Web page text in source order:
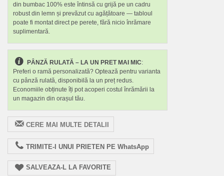
din bumbac 100% este întinsă cu grijă pe un cadru
robust din lemn și prevăzut cu agățătoare — tabloul
poate fi montat direct pe perete, fără nicio înrămare
suplimentară.
PÂNZĂ RULATĂ – LA UN PRET MAI MIC:
Preferi o ramă personalizată? Optează pentru varianta
cu pânză rulată, disponibilă la un preț redus.
Economiile obținute îți pot acoperi costul înrămării la
un magazin din orașul tău.
CERE MAI MULTE DETALII
TRIMITE-I UNUI PRIETEN PE WhatsApp
SALVEAZA-L LA FAVORITE